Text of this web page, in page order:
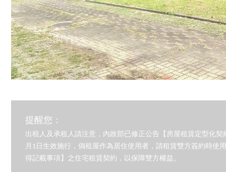
提醒您：
出租人及承租人請注意，內政部已修正公告【房屋租賃定型化
月1日生效施行，倘租屋作為居住使用者，請租賃雙方簽約時使
得記載事項】之住宅租賃契約，以保障雙方權益。